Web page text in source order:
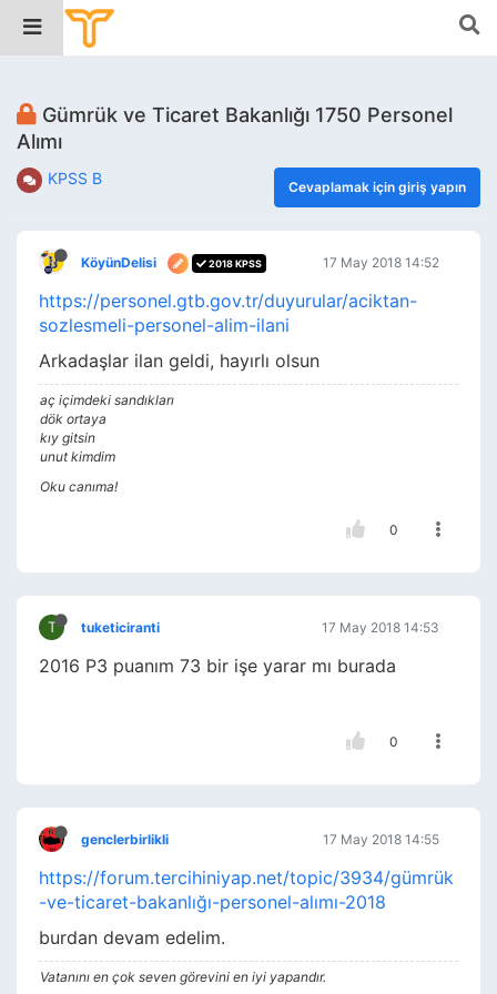
Gümrük ve Ticaret Bakanlığı 1750 Personel
Alımı
KPSS B Cevaplamak için giriş yapın
KöyünDelisi 2018 KPSS 17 May 2018 14:52
https://personel.gtb.gov.tr/duyurular/aciktan-
sozlesmeli-personel-alim-ilani
Arkadaşlar ilan geldi, hayırlı olsun
aç içimdeki sandıkları
dök ortaya
kıy gitsin
unut kimdim
Oku canıma!
0
T tuketiciranti 17 May 2018 14:53
2016 P3 puanım 73 bir işe yarar mı burada
0
genclerbirlikli 17 May 2018 14:55
https://forum.tercihiniyap.net/topic/3934/gümrük
-ve-ticaret-bakanlığı-personel-alımı-2018
burdan devam edelim.
Vatanını en çok seven görevini en iyi yapandır.